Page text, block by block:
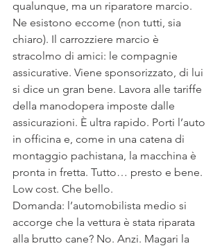
qualunque, ma un riparatore marcio.
Ne esistono eccome (non tutti, sia
chiaro). Il carrozziere marcio è
stracolmo di amici: le compagnie
assicurative. Viene sponsorizzato, di lui
si dice un gran bene. Lavora alle tariffe
della manodopera imposte dalle
assicurazioni. È ultra rapido. Porti l’auto
in officina e, come in una catena di
montaggio pachistana, la macchina è
pronta in fretta. Tutto… presto e bene.
Low cost. Che bello.
Domanda: l’automobilista medio si
accorge che la vettura è stata riparata
alla brutto cane? No. Anzi. Magari la